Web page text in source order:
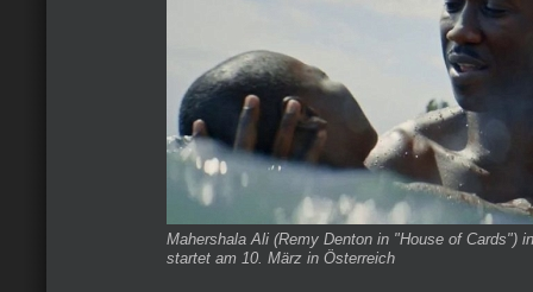
Mahershala Ali (Remy Denton in "House of Cards")
startet am 10. März in Österreich